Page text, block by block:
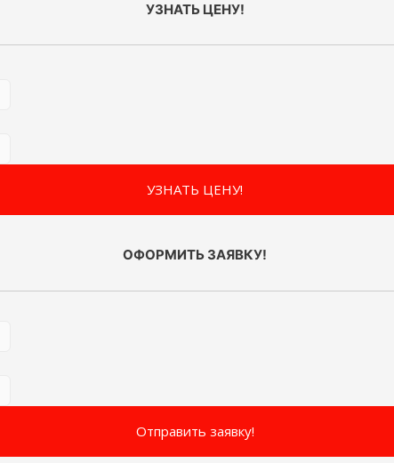
УЗНАТЬ ЦЕНУ!
ОФОРМИТЬ ЗАЯВКУ!